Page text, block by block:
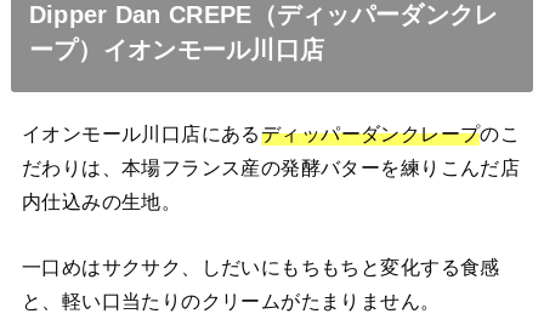
Dipper Dan CREPE（ディッパーダンクレ
ープ）イオンモール川口店
イオンモール川口店にあるディッパーダンクレープのこ
だわりは、本場フランス産の発酵バターを練りこんだ店
内仕込みの生地。
一口めはサクサク、しだいにもちもちと変化する食感
と、軽い口当たりのクリームがたまりません。